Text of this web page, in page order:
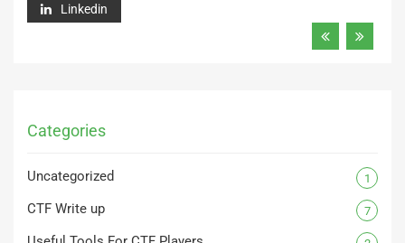
Linkedin
Categories
Uncategorized 1
CTF Write up 7